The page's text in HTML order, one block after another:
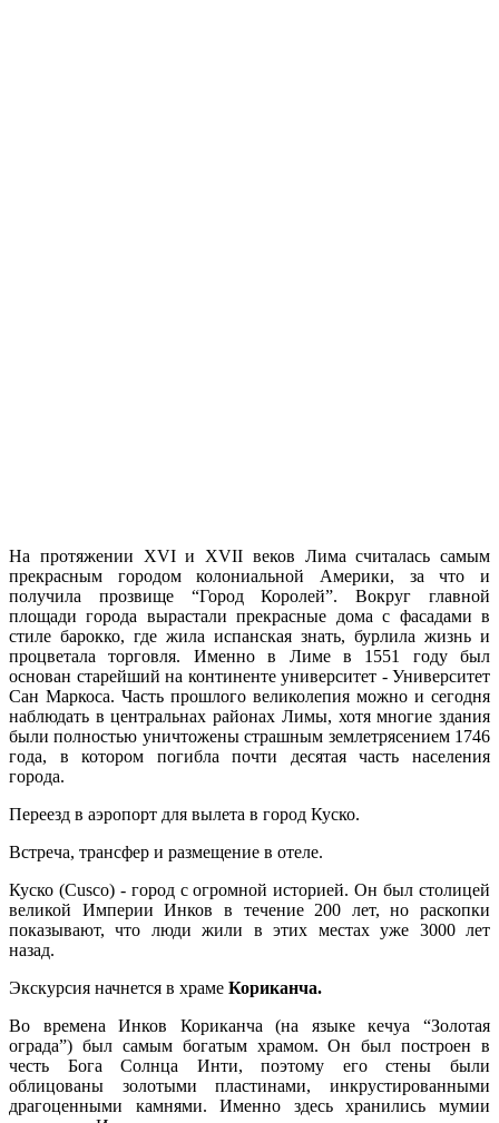
На протяжении XVI и XVII веков Лима считалась самым
прекрасным городом колониальной Америки, за что и
получила прозвище “Город Королей”. Вокруг главной
площади города вырастали прекрасные дома с фасадами в
стиле барокко, где жила испанская знать, бурлила жизнь и
процветала торговля. Именно в Лиме в 1551 году был
основан старейший на континенте университет - Университет
Сан Маркоса. Часть прошлого великолепия можно и сегодня
наблюдать в центральнах районах Лимы, хотя многие здания
были полностью уничтожены страшным землетрясением 1746
года, в котором погибла почти десятая часть населения
города.
Переезд в аэропорт для вылета в город Куско.
Встреча, трансфер и pазмещение в отеле.
Куско (Cusco) - город с огромной историей. Он был столицей
великой Империи Инков в течение 200 лет, но раскопки
показывают, что люди жили в этих местах уже 3000 лет
назад.
Экскурсия начнется в храме Кориканча.
Во времена Инков Кориканча (на языке кечуа “Золотая
ограда”) был самым богатым храмом. Он был построен в
честь Бога Солнца Инти, поэтому его стены были
облицованы золотыми пластинами, инкрустированными
драгоценными камнями. Именно здесь хранились мумии